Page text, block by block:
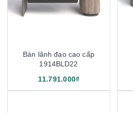
Bàn lãnh đạo cao cấp
1914BLD22
11.791.000₫